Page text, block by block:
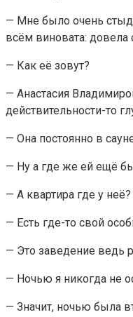
— Мне было очень
всём виновата:
— Как её зовут?
— Анастасия
действительности-то
— Она постоянно в
— Ну а где же ей ещё
— А квартира где у неё?
— Есть где-то свой
— Это заведение ведь
— Ночью я никогда не
— Значит, ночью была